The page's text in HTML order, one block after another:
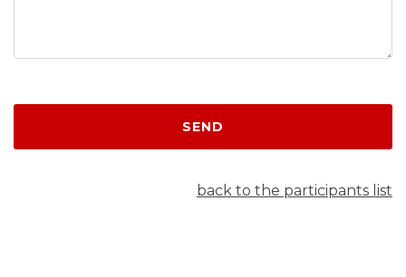
SEND
back to the participants list